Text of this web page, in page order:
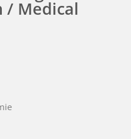
/ Medical